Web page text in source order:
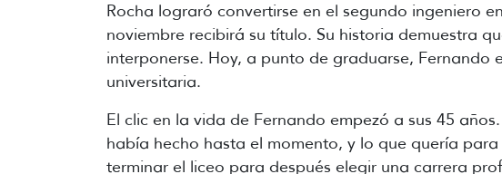
Rocha lograró convertirse en el segundo ingeniero
noviembre recibirá su título. Su historia demuestra
interponerse. Hoy, a punto de graduarse, Fernando
universitaria.
El clic en la vida de Fernando empezó a sus 45
había hecho hasta el momento, y lo que quería
terminar el liceo para después elegir una carrera